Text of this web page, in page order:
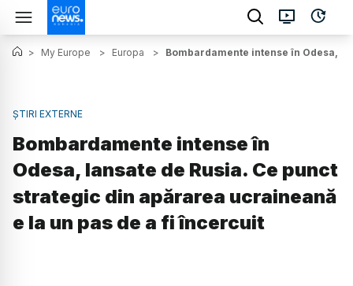
> My Europe > Europa > Bombardamente intense în Odesa,
ȘTIRI EXTERNE
Bombardamente intense în
Odesa, lansate de Rusia. Ce punct
strategic din apărarea ucraineană
e la un pas de a fi încercuit